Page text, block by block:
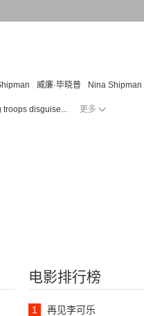
威廉·毕晓普 Nina Shipman
troops disguise... 更多
电影排行榜
1 再见李可乐